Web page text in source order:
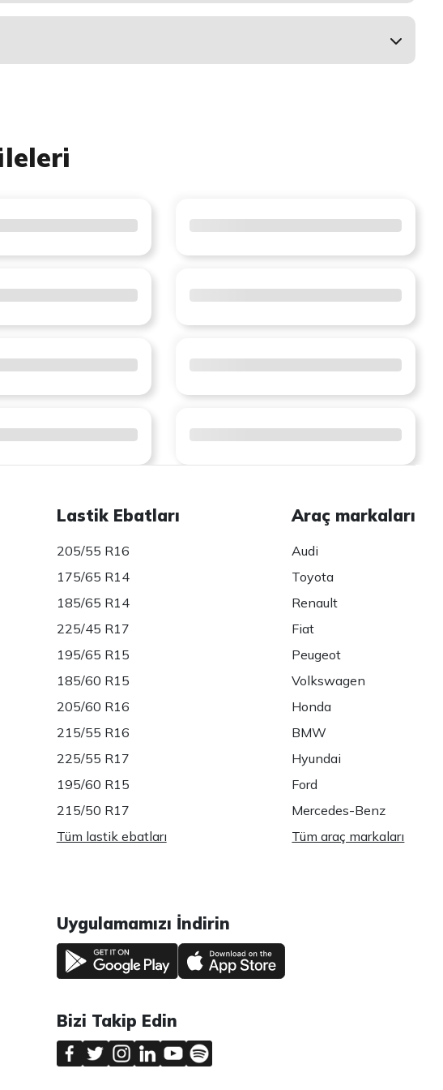
Lastik Ebatları
205/55 R16
175/65 R14
185/65 R14
225/45 R17
195/65 R15
185/60 R15
205/60 R16
215/55 R16
225/55 R17
195/60 R15
215/50 R17
Tüm lastik ebatları
Araç markaları
Audi
Toyota
Renault
Fiat
Peugeot
Volkswagen
Honda
BMW
Hyundai
Ford
Mercedes-Benz
Tüm araç markaları
Uygulamamızı İndirin
Bizi Takip Edin